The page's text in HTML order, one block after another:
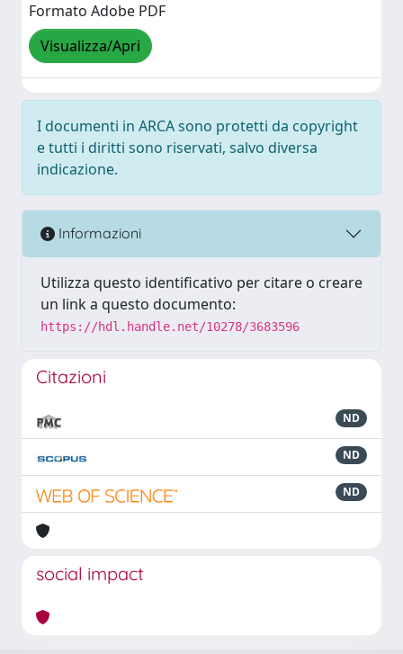
Formato Adobe PDF
Visualizza/Apri
I documenti in ARCA sono protetti da copyright
e tutti i diritti sono riservati, salvo diversa
indicazione.
Informazioni
Utilizza questo identificativo per citare o creare
un link a questo documento:
https://hdl.handle.net/10278/3683596
Citazioni
ND
ND
ND
social impact